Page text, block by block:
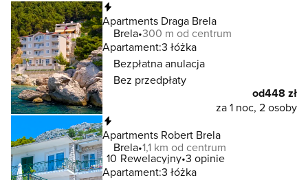
Apartments Draga Brela
Brela 300 m od centrum
Apartament:3 łóżka
Bezpłatna anulacja
Bez przedpłaty
od448 zł
za 1 noc, 2 osoby
Apartments Robert Brela
Brela 1,1 km od centrum
10 Rewelacyjny 3 opinie
Apartament:3 łóżka